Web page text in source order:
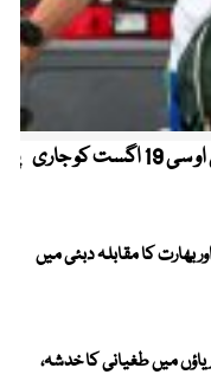
کیریبین پریمیئر لیگ ، قومی کرکٹرز کو این او سی 19 اگست کو جاری
پاکستان اور بھارت کا مقابلہ دبئی میں
دریاؤں میں طغیانی کا خدشہ،